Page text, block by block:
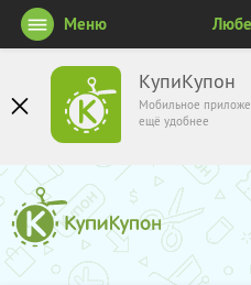
КупиКупон
Мобильное
ещё удобнее
Меню